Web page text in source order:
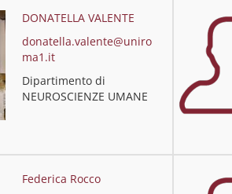
DONATELLA VALENTE
donatella.valente@uniro
ma1.it
Dipartimento di
NEUROSCIENZE UMANE
Federica Rocco